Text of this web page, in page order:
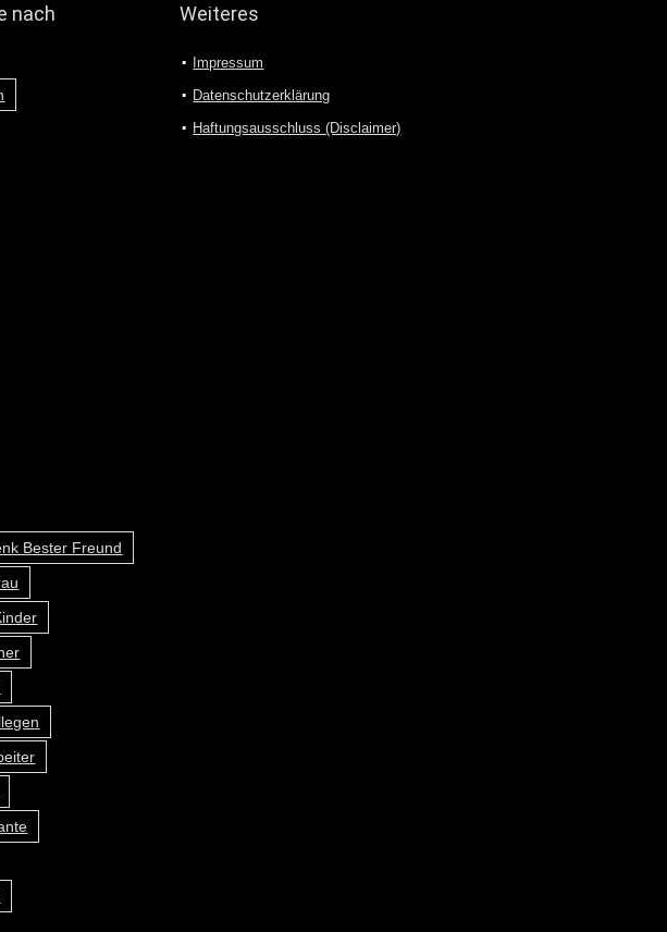
nach
Bester Freund
Weiteres
Impressum
Datenschutzerklärung
Haftungsausschluss (Disclaimer)